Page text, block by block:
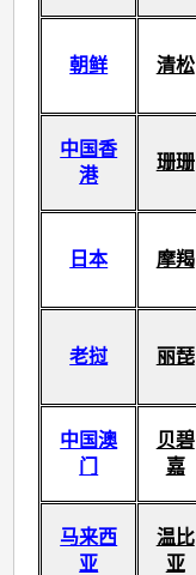
朝鲜 清松
中国香
港
珊珊
日本 摩羯
老挝 丽琵
中国澳
门
贝碧
嘉
马来西
亚
温比
亚